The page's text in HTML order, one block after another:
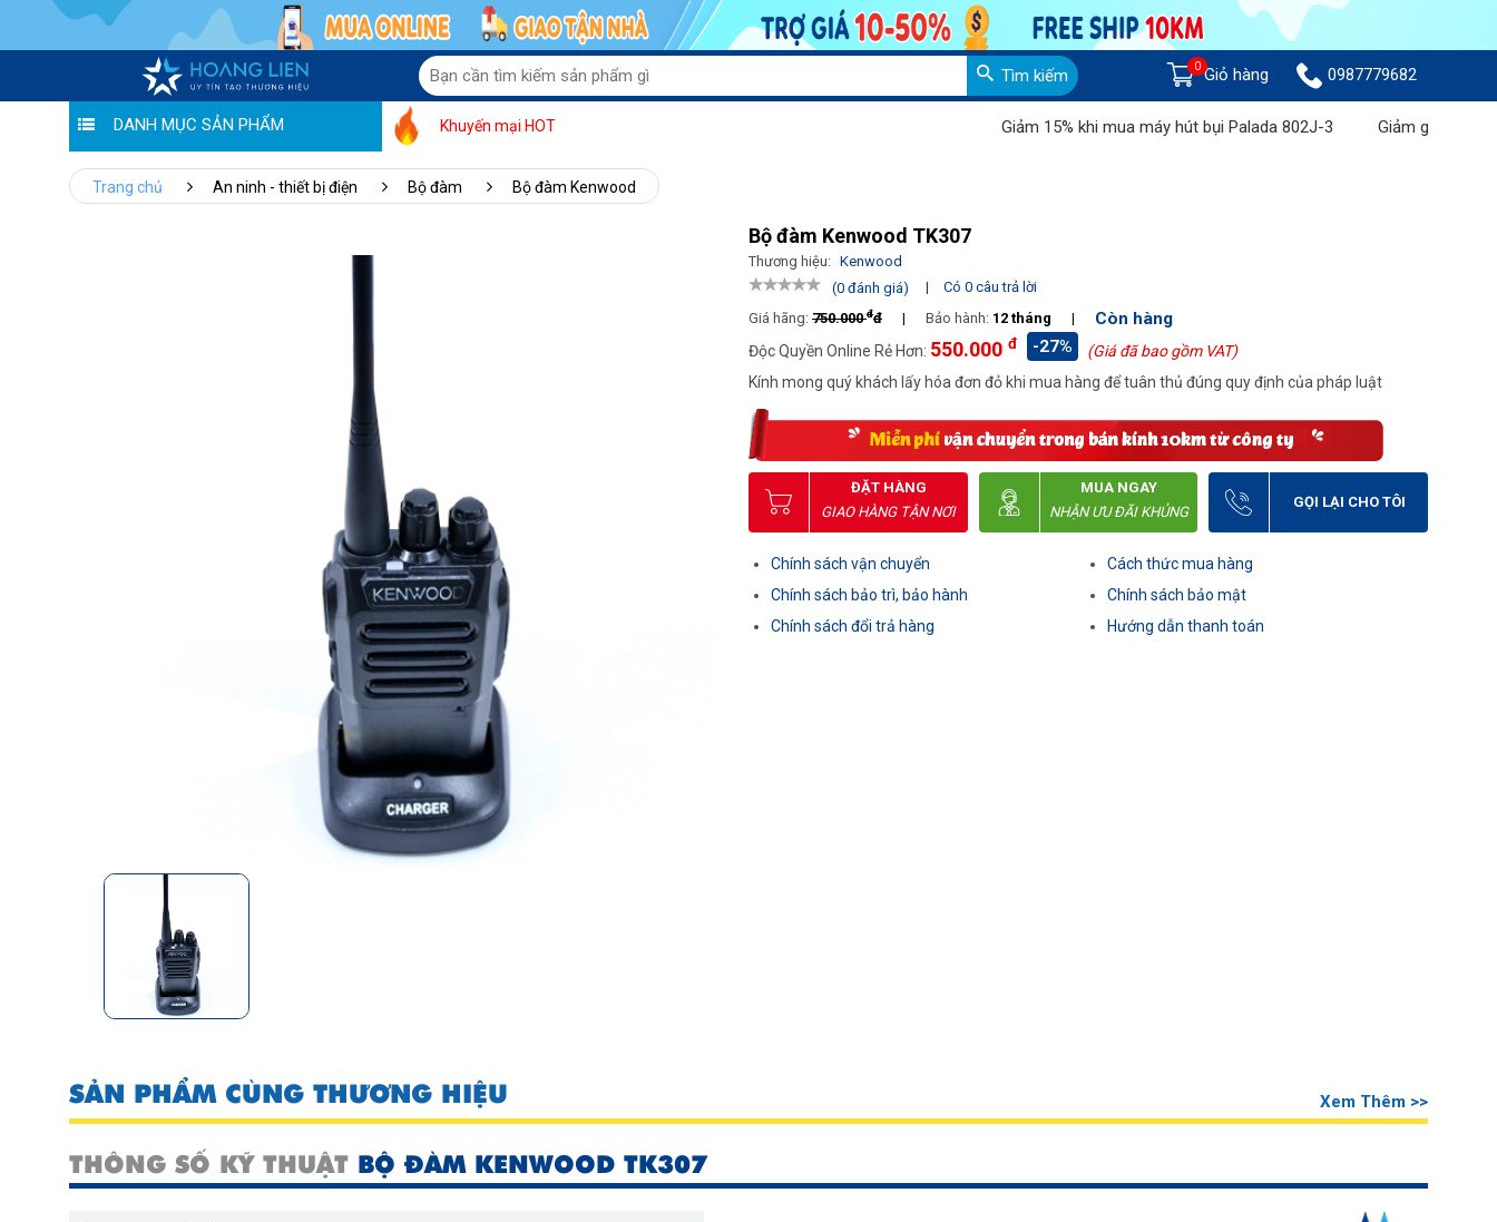
Tìm kiếm 0 Giỏ hàng 0987779682
DANH MỤC SẢN PHẨM Khuyến mại HOT Giảm 15% khi mua máy hút bụi Palada 802J-3 Giảm giá lên đến 1
Trang chủ An ninh - thiết bị điện Bộ đàm Bộ đàm Kenwood
Bộ đàm Kenwood TK307
Thương hiệu: Kenwood
(0 đánh giá)
|
Có 0 câu trả lời
Giá hãng: 750.000đđ | Bảo hành: 12 tháng | Còn hàng
Độc Quyền Online Rẻ Hơn: 550.000 đ -27%
(Giá đã bao gồm VAT)
Kính mong quý khách lấy hóa đơn đỏ khi mua hàng để tuân thủ đúng quy định của pháp luật
ĐẶT HÀNG
GIAO HÀNG TẬN NƠI
MUA NGAY
NHẬN ƯU ĐÃI KHỦNG
GỌI LẠI CHO TÔI
Chính sách vận chuyển
Chính sách bảo trì, bảo hành
Chính sách đổi trả hàng
Cách thức mua hàng
Chính sách bảo mật
Hướng dẫn thanh toán
SẢN PHẨM CÙNG THƯƠNG HIỆU Xem Thêm >>
THÔNG SỐ KỸ THUẬT BỘ ĐÀM KENWOOD TK307